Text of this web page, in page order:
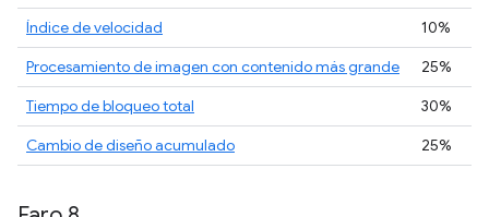
Índice de velocidad
10%
Procesamiento de imagen con contenido más grande
25%
Tiempo de bloqueo total
30%
Cambio de diseño acumulado
25%